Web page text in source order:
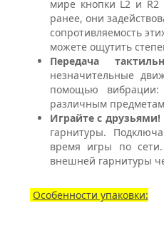
мире кнопки L2 и R2
ранее, они
сопротивляемость
можете ощутить
Передача
незначительные
помощью
различным
Играйте с друзьями!
гарнитуры.
время игры по
внешней гарнитуры
Особенности упаковки: